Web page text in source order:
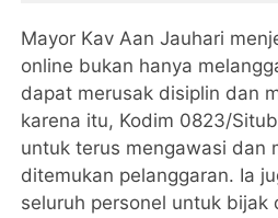
Mayor Kav Aan Jauhari
online bukan hanya
dapat merusak disiplin dan
karena itu, Kodim 0823/
untuk terus mengawasi dan
ditemukan pelanggaran. Ia
seluruh personel untuk bijak